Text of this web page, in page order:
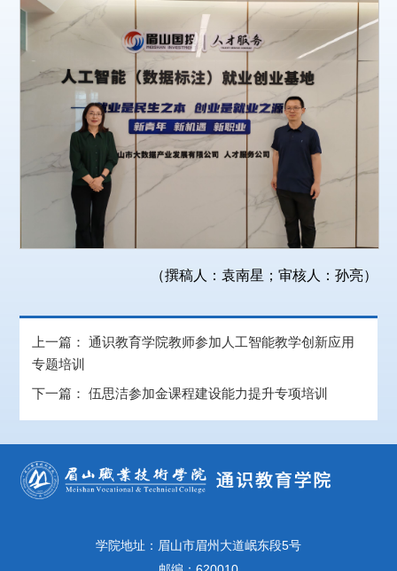
（撰稿人：袁南星；审核人：孙亮）
上一篇： 通识教育学院教师参加人工智能教学创新应用
专题培训
下一篇： 伍思洁参加金课程建设能力提升专项培训
学院地址：眉山市眉州大道岷东段5号